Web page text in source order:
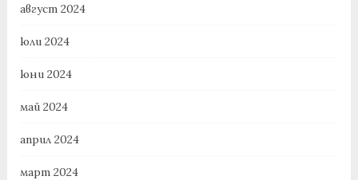
август 2024
юли 2024
юни 2024
май 2024
април 2024
март 2024